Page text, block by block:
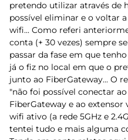
pretendo utilizar através de
possível eliminar e o voltar
wifi... Como referi
conta (+ 30 vezes) sempre
passar da fase em que
já o fiz no local em que o
junto ao FiberGateway... O
"não foi possível conectar
FiberGateway e ao extensor
wifi ativo (a rede 5GHz e
tentei tudo e mais alguma